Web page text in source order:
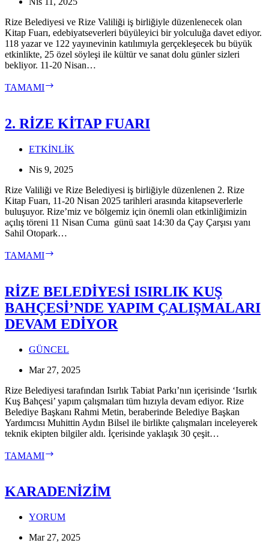
Rize Belediyesi ve Rize Valiliği iş birliğiyle düzenlenecek olan
Kitap Fuarı, edebiyatseverleri büyüleyici bir yolculuğa davet ediyor.
118 yazar ve 122 yayınevinin katılımıyla gerçekleşecek bu büyük
etkinlikte, 25 özel söyleşi ile kültür ve sanat dolu günler sizleri
bekliyor. 11-20 Nisan…
TAMAMI
KAPILARINI
BUGÜN
2. RİZE KİTAP FUARI
ETKİNLİK
Nis 9, 2025
Rize Valiliği ve Rize Belediyesi iş birliğiyle düzenlenen 2. Rize
Kitap Fuarı, 11-20 Nisan 2025 tarihleri arasında kitapseverlerle
buluşuyor. Rize’miz ve bölgemiz için önemli olan etkinliğimizin
açılış töreni 11 Nisan Cuma günü saat 14:30 da Çay Çarşısı yanı
Sahil Otopark…
TAMAMI
FUARI
RİZE BELEDİYESİ ISIRLIK KUŞ
BAHÇESİ’NDE YAPIM ÇALIŞMALARI
DEVAM EDİYOR
GÜNCEL
Mar 27, 2025
Rize Belediyesi tarafından Isırlık Tabiat Parkı’nın içerisinde ‘Isırlık
Kuş Bahçesi’ yapım çalışmaları tüm hızıyla devam ediyor. Rize
Belediye Başkanı Rahmi Metin, beraberinde Belediye Başkan
Yardımcısı Muhittin Aydın Bilsel ile birlikte çalışmaları inceleyerek
teknik ekipten bilgiler aldı. İçerisinde yaklaşık 30 çeşit…
TAMAMI
KUŞ
BAHÇESİ’NDE
ÇALIŞMALARI
EDİYOR
KARADENİZİM
YORUM
Mar 27, 2025